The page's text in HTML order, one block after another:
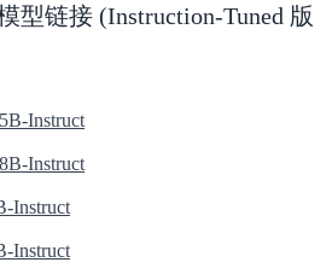
型链接 (Instruction-Tuned 版
Instruct
Instruct
Instruct
Instruct